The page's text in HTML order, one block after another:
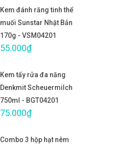
Kem đánh răng tinh thể
muối Sunstar Nhật Bản
170g - VSM04201
55.000₫
Kem tẩy rửa đa năng
Denkmit Scheuermilch
750ml - BGT04201
75.000₫
Combo 3 hộp hạt nêm